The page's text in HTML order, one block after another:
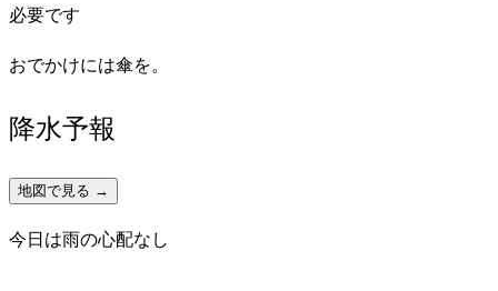
必要です
おでかけには傘を。
降水予報
地図で見る →
今日は雨の心配なし